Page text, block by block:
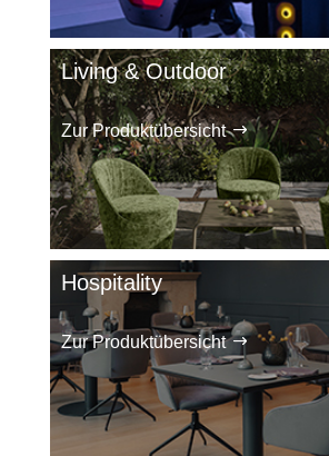
Living & Outdoor
Zur Produktübersicht
Hospitality
Zur Produktübersicht